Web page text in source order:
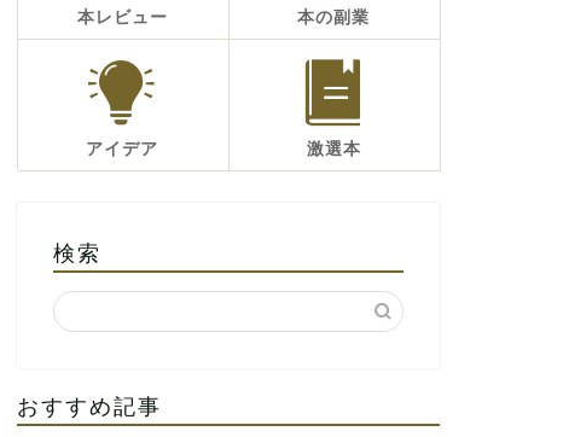
本レビュー 本の副業
アイデア 激選本
検索
おすすめ記事